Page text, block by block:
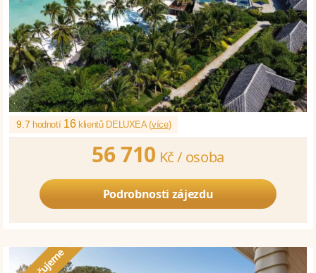
9.7 hodnotí 16klientů DELUXEA (více)
56 710 Kč / osoba
Podrobnosti zájezdu